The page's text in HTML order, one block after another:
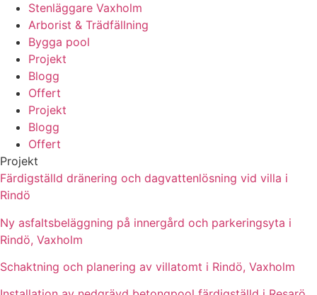
Stenläggare Vaxholm
Arborist & Trädfällning
Bygga pool
Projekt
Blogg
Offert
Projekt
Blogg
Offert
Projekt
Färdigställd dränering och dagvattenlösning vid villa i
Rindö
Ny asfaltsbeläggning på innergård och parkeringsyta i
Rindö, Vaxholm
Schaktning och planering av villatomt i Rindö, Vaxholm